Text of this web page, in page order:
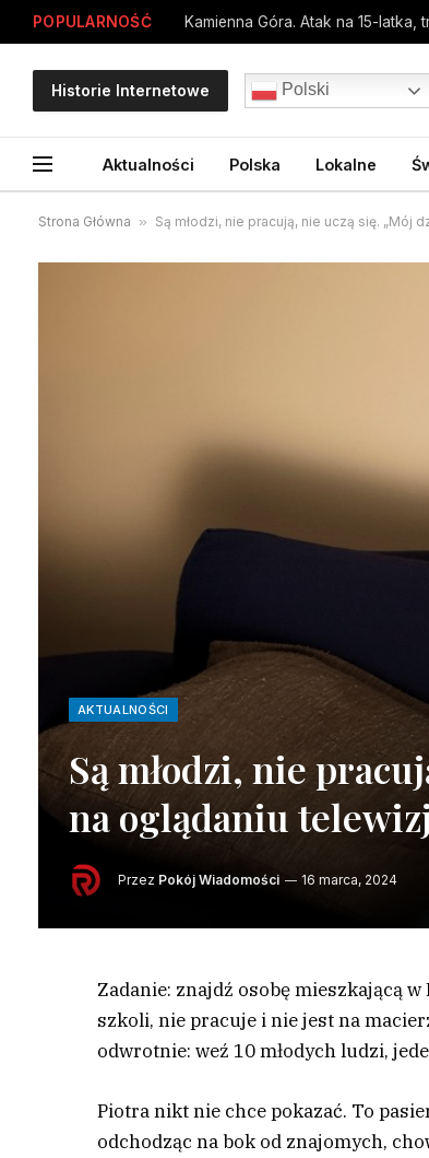
POPULARNOŚĆ Kamienna Góra. Atak na 15-latka,
Historie Internetowe Polski
Aktualności Polska Lokalne
Strona Główna » Są młodzi, nie pracują, nie uczą się. „Mój
AKTUALNOŚCI
Są młodzi, nie
na oglądaniu
Przez Pokój Wiadomości 16 marca, 2024
Zadanie: znajdź osobę mieszkającą
szkoli, nie pracuje i nie jest na
odwrotnie: weź 10 młodych ludzi,
Piotra nikt nie chce pokazać. To
odchodząc na bok od znajomych,